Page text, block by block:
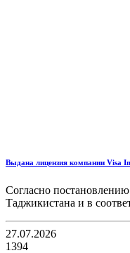
Выдана лицензия компании Visa
Согласно
Таджикистана и в
27.07.2026
1394